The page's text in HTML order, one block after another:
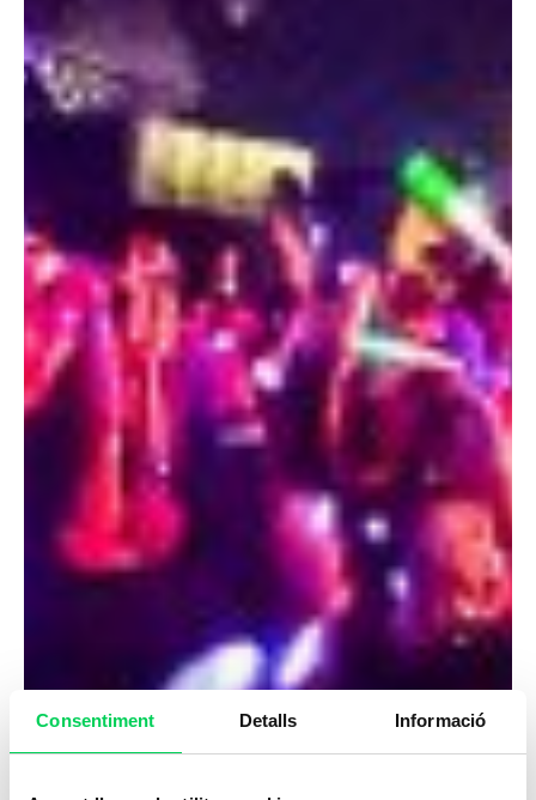
Consentiment Detalls Informació